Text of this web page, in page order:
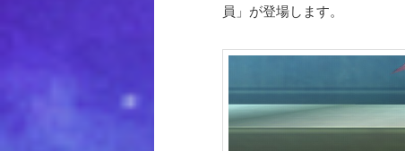
員」が登場します。